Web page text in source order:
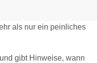
als nur ein peinliches
gibt Hinweise, wann